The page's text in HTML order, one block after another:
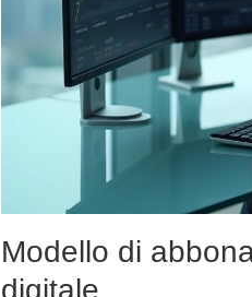
Modello di
digitale